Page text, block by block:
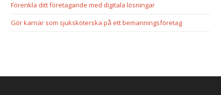
Förenkla ditt företagande med digitala lösningar
Gör karriär som sjuksköterska på ett bemanningsföretag